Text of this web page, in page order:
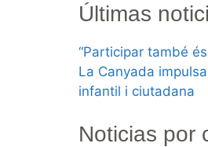
Últimas
“Participar també
La Canyada
infantil i ciutadana
Noticias por